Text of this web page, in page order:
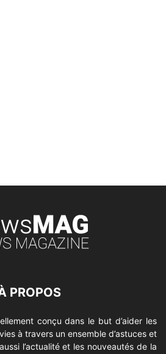
PROPOS
conçu dans le but d’aider les
à travers un ensemble d’astuces et
l’actualité et les nouveautés de la